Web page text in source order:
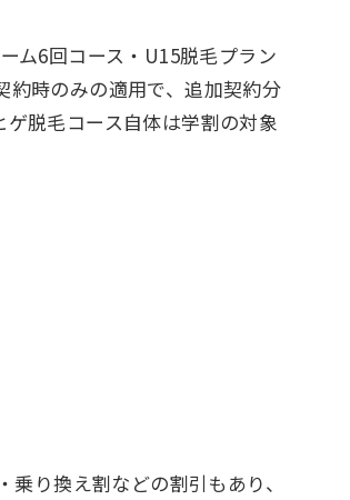
ム6回コース・U15脱毛プラン
約時のみの適用で、追加契約分
脱毛コース自体は学割の対象
乗り換え割などの割引もあり、